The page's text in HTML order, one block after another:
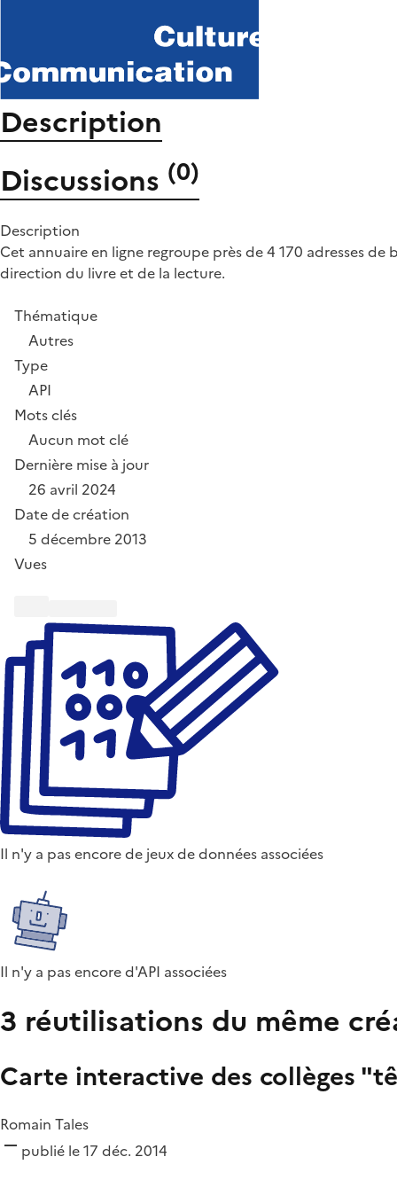
Description
Discussions (0)
Description
Cet annuaire en ligne regroupe près de 4 170 adresses
direction du livre et de la lecture.
Thématique
Autres
Type
API
Mots clés
Aucun mot clé
Dernière mise à jour
26 avril 2024
Date de création
5 décembre 2013
Vues
Il n'y a pas encore de jeux de données associées
Il n'y a pas encore d'API associées
3 réutilisations du même
Carte interactive des collèges
Romain Tales
publié le 17 déc. 2014